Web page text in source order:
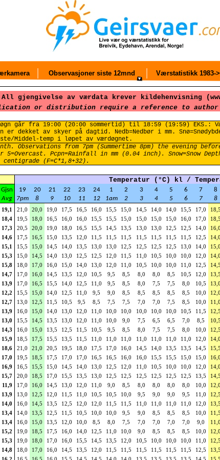
Observasjoner siste 12mnd Værstatistikk 1983->